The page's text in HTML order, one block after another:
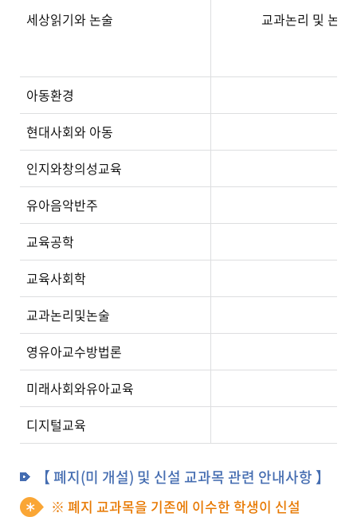
세상읽기와 논술 교과논리 및 논술
아동환경
현대사회와 아동
인지와창의성교육
유아음악반주
교육공학
교육사회학
교과논리및논술
영유아교수방법론
미래사회와유아교육
디지털교육
【 폐지(미 개설) 및 신설 교과목 관련 안내사항 】
※ 폐지 교과목을 기존에 이수한 학생이 신설